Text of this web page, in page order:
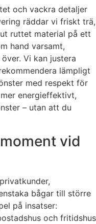
och vackra detaljer
räddar vi friskt trä,
ruttet material på ett
hand varsamt,
Vi kan justera
lämpligt
med respekt för
energieffektivt,
– utan att du
vid
bågar till större
på insatser:
och fritidshus